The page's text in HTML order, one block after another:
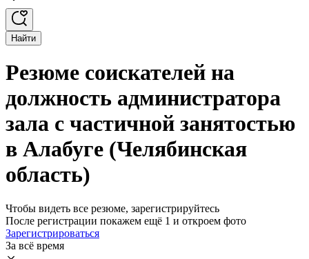
Найти
Резюме соискателей на
должность администратора
зала с частичной занятостью
в Алабуге (Челябинская
область)
Чтобы видеть все резюме, зарегистрируйтесь
После регистрации покажем ещё 1 и откроем фото
Зарегистрироваться
За всё время